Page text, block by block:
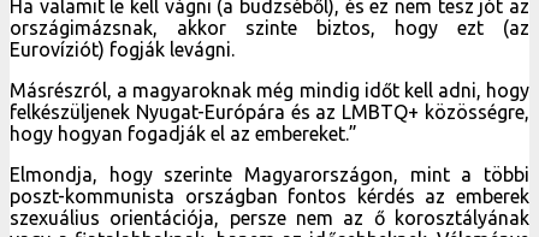
Ha valamit le kell vágni (a büdzséből), és ez nem tesz jót az
országimázsnak, akkor szinte biztos, hogy ezt (az
Eurovíziót) fogják levágni.
Másrészról, a magyaroknak még mindig időt kell adni, hogy
felkészüljenek Nyugat-Európára és az LMBTQ+ közösségre,
hogy hogyan fogadják el az embereket.”
Elmondja, hogy szerinte Magyarországon, mint a többi
poszt-kommunista országban fontos kérdés az emberek
szexuálius orientációja, persze nem az ő korosztályának